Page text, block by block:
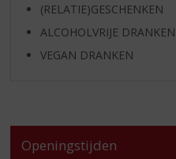
(RELATIE)GESCHENKEN
ALCOHOLVRIJE DRANKEN
VEGAN DRANKEN
Openingstijden